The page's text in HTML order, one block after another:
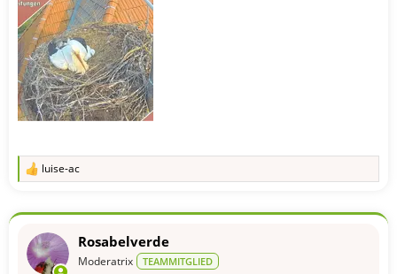
R
k
o
luise-ac
Rosabelverde
Moderatrix TEAMMITGLIED